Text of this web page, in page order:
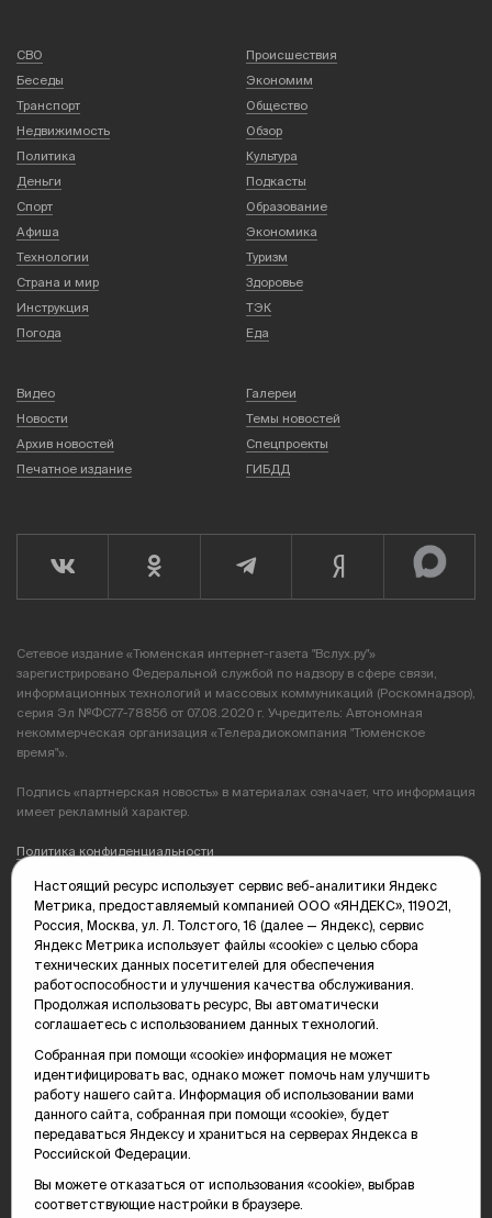
СВО
Происшествия
Беседы
Экономим
Транспорт
Общество
Недвижимость
Обзор
Политика
Культура
Деньги
Подкасты
Спорт
Образование
Афиша
Экономика
Технологии
Туризм
Страна и мир
Здоровье
Инструкция
ТЭК
Погода
Еда
Видео
Галереи
Новости
Темы новостей
Архив новостей
Спецпроекты
Печатное издание
ГИБДД
Сетевое издание «Тюменская интернет-газета "Вслух.ру"»
зарегистрировано Федеральной службой по надзору в сфере связи,
информационных технологий и массовых коммуникаций (Роскомнадзор),
серия Эл №ФС77-78856 от 07.08.2020 г. Учредитель: Автономная
некоммерческая организация «Телерадиокомпания "Тюменское
время"».
Подпись «партнерская новость» в материалах означает, что информация
имеет рекламный характер.
Политика конфиденциальности
Редакция: 625035, Тюмень, пр. Геологоразведчиков, 28А
(3452) 68-89-05
edit@vsluh.ru
Главный редактор: Панкина Т.Ю.
kika@vsluh.ru
По вопросам рекламы:
(3452) 68-89-78
kotovaev@sibinformburo.ru
mim@vsluh.ru
Настоящий ресурс использует сервис веб-аналитики Яндекс
Метрика, предоставляемый компанией ООО «ЯНДЕКС», 119021,
Россия, Москва, ул. Л. Толстого, 16 (далее — Яндекс), сервис
Яндекс Метрика использует файлы «cookie» с целью сбора
технических данных посетителей для обеспечения
работоспособности и улучшения качества обслуживания.
Продолжая использовать ресурс, Вы автоматически
соглашаетесь с использованием данных технологий.
Собранная при помощи «cookie» информация не может
идентифицировать вас, однако может помочь нам улучшить
работу нашего сайта. Информация об использовании вами
данного сайта, собранная при помощи «cookie», будет
передаваться Яндексу и храниться на серверах Яндекса в
Российской Федерации.
Вы можете отказаться от использования «cookie», выбрав
соответствующие настройки в браузере.